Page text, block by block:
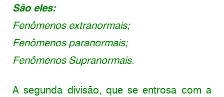
São eles:
Fenômenos extranormais;
Fenômenos paranormais;
Fenômenos Supranormais.
A segunda divisão, que se entrosa com a